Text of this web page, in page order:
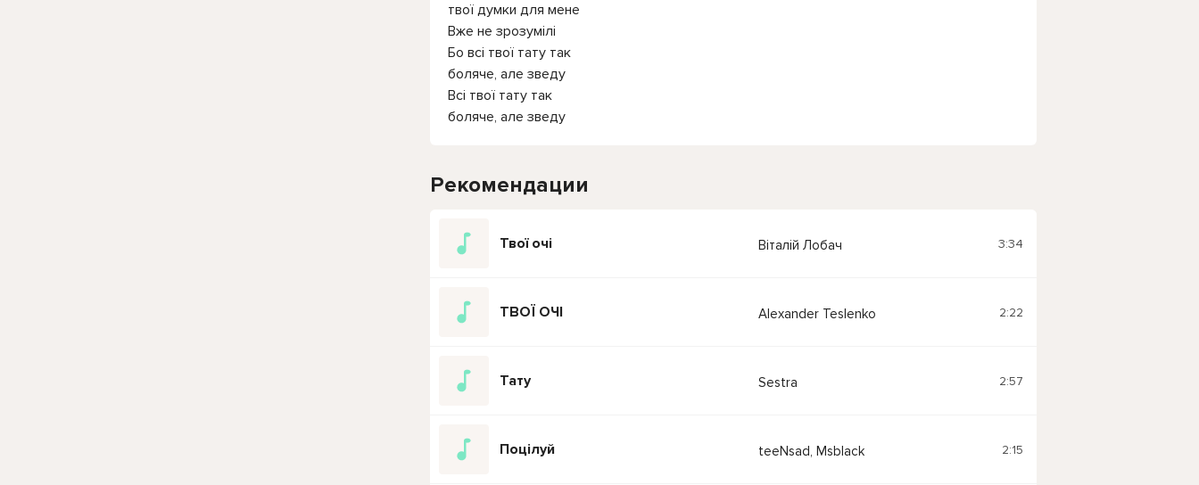
твої думки для мене
Вже не зрозумілі
Бо всі твої тату так
боляче, але зведу
Всі твої тату так
боляче, але зведу
Рекомендации
Твої очі Віталій Лобач 3:34
ТВОЇ ОЧІ Alexander Teslenko 2:22
Тату Sestra 2:57
Поцілуй teeNsad, Msblack 2:15